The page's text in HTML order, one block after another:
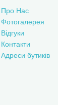
Про Нас
Фотогалерея
Відгуки
Контакти
Адреси бутиків